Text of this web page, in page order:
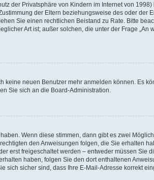
der Privatsphäre von Kindern im Internet von
der Eltern beziehungsweise des oder der
Sie einen rechtlichen Beistand zu Rate. Bitte
Art ist; außer solchen, die unter der Frage
neuen Benutzer mehr anmelden können. Es
Sie sich an die Board-Administration.
Wenn diese stimmen, dann gibt es zwei
den Anweisungen folgen, die Sie erhalten
erst freigeschaltet werden – entweder müssen Sie
haben, folgen Sie den dort enthaltenen
sicher sind, dass Ihre E-Mail-Adresse korrekt